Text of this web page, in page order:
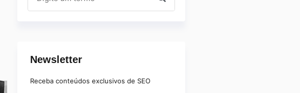
Newsletter
Receba conteúdos exclusivos de SEO